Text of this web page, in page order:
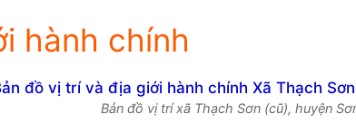
hành chính
Bản đồ vị trí xã Thạch Sơn (cũ), huyện